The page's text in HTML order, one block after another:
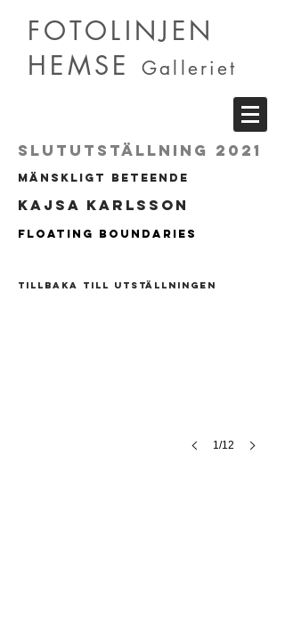
FOTOLINJEN
HEMSEGalleriet
Slututställning 2021
mänskligt beteende
kajsa karlsson
Floating boundaries
TILLBAKA till utställningen
1/12